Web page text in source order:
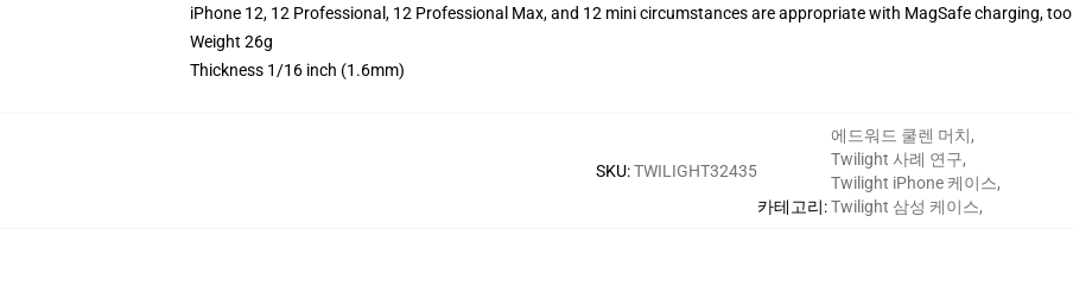
iPhone 12, 12 Professional, 12 Professional Max, and 12 mini circumstances are appropriate with MagSafe charging, too
Weight 26g
Thickness 1/16 inch (1.6mm)
SKU:TWILIGHT32435
카테고리:
에드워드 쿨렌 머치,
Twilight 사례 연구,
Twilight iPhone 케이스,
Twilight 삼성 케이스,